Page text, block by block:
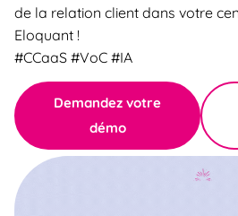
de la relation client dans votre
Eloquant !
#CCaaS #VoC #IA
Demandez votre
démo